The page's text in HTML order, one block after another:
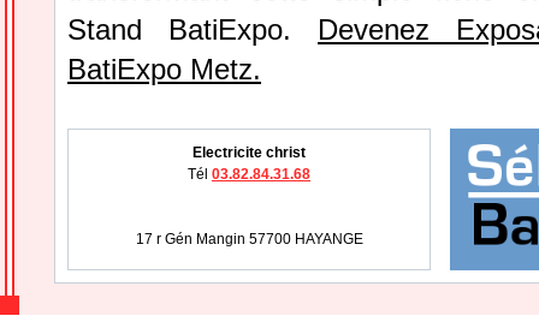
Stand BatiExpo. Devenez
BatiExpo Metz.
Electricite christ
Tél 03.82.84.31.68
17 r Gén Mangin 57700 HAYANGE